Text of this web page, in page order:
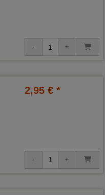
2,95 € *